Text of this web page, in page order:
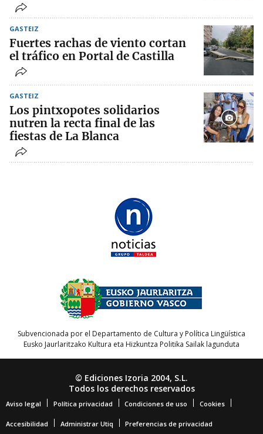
GASTEIZ
Fuertes rachas de viento cortan
el tráfico en Portal de Castilla
GASTEIZ
Los pintxopotes solidarios
nutren la recta final de las
fiestas de La Blanca
Subvencionada por el Departamento de Cultura y Política Lingüística
Eusko Jaurlaritzako Kultura eta Hizkuntza Politika Sailak lagunduta
© Ediciones Izoria 2004, S.L.
Todos los derechos reservados
Aviso legal Política privacidad Condiciones de uso Cookies
Accesibilidad Administrar Utiq Preferencias de privacidad